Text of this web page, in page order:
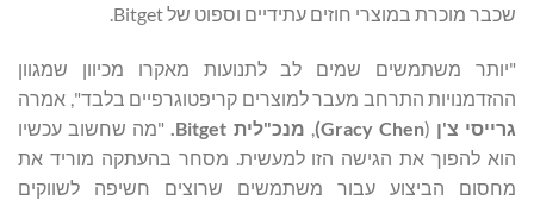
שכבר מוכרת במוצרי חוזים עתידיים וספוט של Bitget.
"יותר משתמשים שמים לב לתנועות מאקרו מכיוון שמגוון
ההזדמנויות התרחב מעבר למוצרים קריפטוגרפיים בלבד", אמרה
גרייסי צ'ן (
Gracy Chen
) מנכ"לית Bitget "מה שחשוב עכשיו
הוא להפוך את הגישה הזו למעשית. מסחר בהעתקה מוריד את
מחסום הביצוע עבור משתמשים שרוצים חשיפה לשווקים